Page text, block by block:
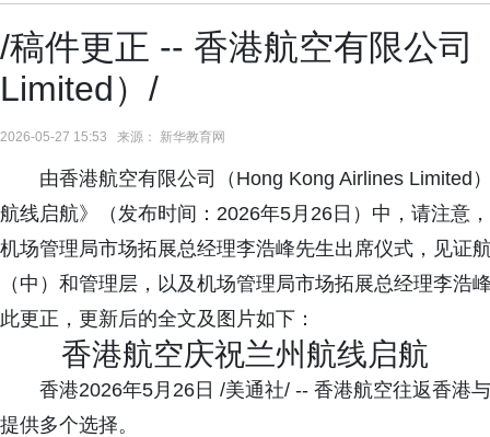
/稿件更正 -- 香港航空有限公司
Limited）/
2026-05-27 15:53 来源： 新华教育网
由香港航空有限公司（Hong Kong Airlines Limited
航线启航》（发布时间：2026年5月26日）中，请注意
机场管理局市场拓展总经理李浩峰先生出席仪式，见证
（中）和管理层，以及机场管理局市场拓展总经理李浩
此更正，更新后的全文及图片如下：
香港航空庆祝兰州航线启航
香港2026年5月26日 /美通社/ -- 香港航空往返香港
提供多个选择。